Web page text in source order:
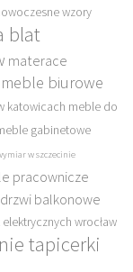
wzory
blat
materace
meble biurowe
katowicach meble do
gabinetowe
w szczecinie
pracownicze
balkonowe
wrocław
tapicerki